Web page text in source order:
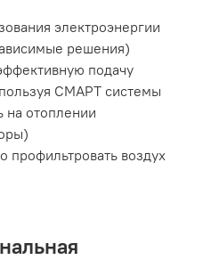
электроэнергии
решения)
подачу
СМАРТ системы
на отоплении
профильтровать воздух